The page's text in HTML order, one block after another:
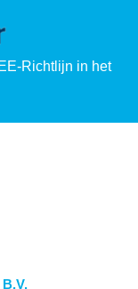
Richtlijn in het